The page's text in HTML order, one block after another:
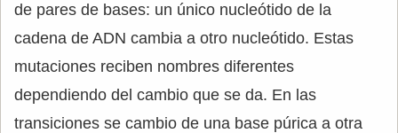
de pares de bases: un único nucleótido de la
cadena de ADN cambia a otro nucleótido. Estas
mutaciones reciben nombres diferentes
dependiendo del cambio que se da. En las
transiciones se cambio de una base púrica a otra